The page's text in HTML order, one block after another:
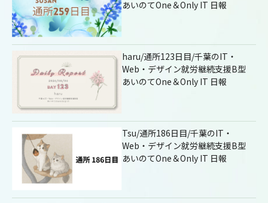
あいのてOne＆Only IT 日報
haru/通所123日目/千葉のIT・
Web・デザイン就労継続支援B型
あいのてOne＆Only IT 日報
Tsu/通所186日目/千葉のIT・
Web・デザイン就労継続支援B型
あいのてOne＆Only IT 日報